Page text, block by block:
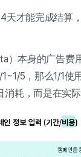
天才能完成结算
）本身的广告费
5，那么1/1使
消耗，而是在实